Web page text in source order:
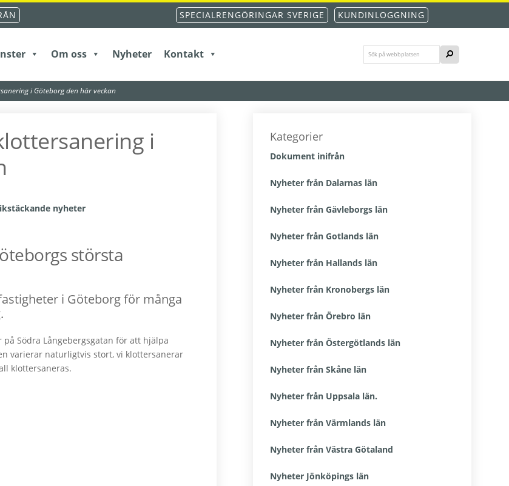
SPECIALRENGÖRINGAR SVERIGE KUNDINLOGGNING
Om oss Nyheter Kontakt
Sök
på
SÖK
i Göteborg den här veckan
i
nyheter
största
i Göteborg för många
Södra Långebergsgatan för att hjälpa
varierar naturligtvis stort, vi klottersanerar
klottersaneras.
sidofält
Kategorier
Dokument inifrån
Nyheter från Dalarnas län
Nyheter från Gävleborgs län
Nyheter från Gotlands län
Nyheter från Hallands län
Nyheter från Kronobergs län
Nyheter från Örebro län
Nyheter från Östergötlands län
Nyheter från Skåne län
Nyheter från Uppsala län.
Nyheter från Värmlands län
Nyheter från Västra Götaland
Nyheter Jönköpings län